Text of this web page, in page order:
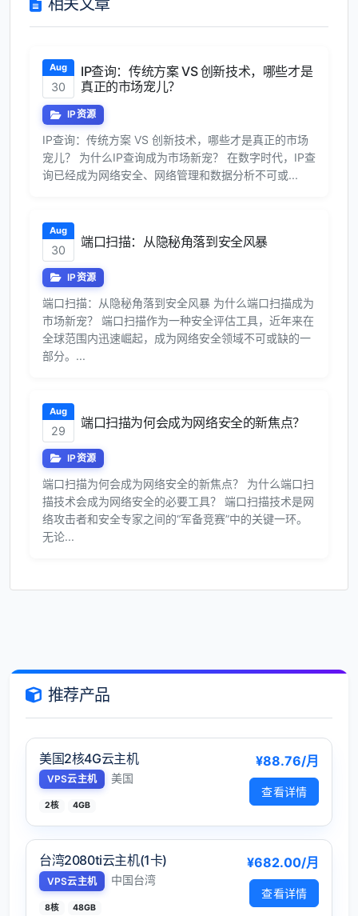
相关文章
Aug
30
IP查询：传统方案 VS 创新技术，哪些才是
真正的市场宠儿？
IP资源
IP查询：传统方案 VS 创新技术，哪些才是真正的市场
宠儿？ 为什么IP查询成为市场新宠？ 在数字时代，IP查
询已经成为网络安全、网络管理和数据分析不可或...
Aug
30
端口扫描：从隐秘角落到安全风暴
IP资源
端口扫描：从隐秘角落到安全风暴 为什么端口扫描成为
市场新宠？ 端口扫描作为一种安全评估工具，近年来在
全球范围内迅速崛起，成为网络安全领域不可或缺的一
部分。...
Aug
29
端口扫描为何会成为网络安全的新焦点？
IP资源
端口扫描为何会成为网络安全的新焦点？ 为什么端口扫
描技术会成为网络安全的必要工具？ 端口扫描技术是网
络攻击者和安全专家之间的“军备竞赛”中的关键一环。
无论...
推荐产品
美国2核4G云主机
VPS云主机 美国
2核 4GB
¥88.76/月
查看详情
台湾2080ti云主机(1卡)
VPS云主机 中国台湾
8核 48GB
¥682.00/月
查看详情